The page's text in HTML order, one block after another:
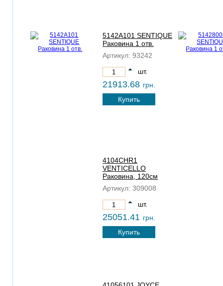
5142A101 SENTIQUE
Раковина 1 отв.
Артикул: 93242
шт.
21913.68 грн.
Купить
4104CHR1
VENTICELLO
Раковина, 120см
Артикул: 309008
шт.
25051.41 грн.
Купить